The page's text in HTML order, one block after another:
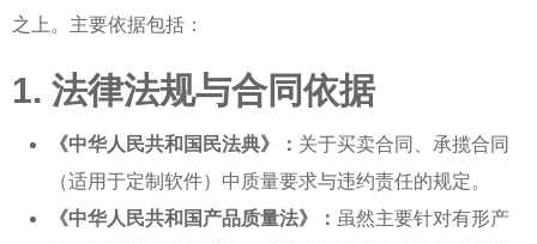
之上。主要依据包括：
1. 法律法规与合同依据
《中华人民共和国民法典》： 关于买卖合同、承揽合同
（适用于定制软件）中质量要求与违约责任的规定。
《中华人民共和国产品质量法》： 虽然主要针对有形产